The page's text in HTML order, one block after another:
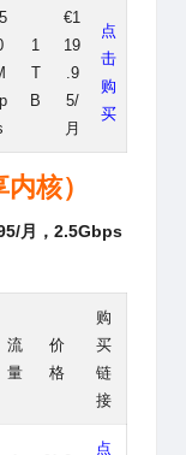
1
T
B
€1
19
.9
5/
月
点
击
购
买
核）
月，2.5Gbps
流
量
价
格
购
买
链
接
点